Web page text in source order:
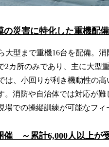
災害に特化した重機配
大型まで重機16台を配備。
2カ所のみであり、主に大型
は、小回りが利き機動性の高
。消防や自治体では対応が
場での操縦訓練が可能なフィ
～累計6,000人以上が